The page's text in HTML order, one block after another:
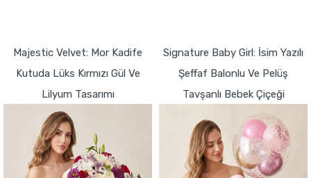
Majestic Velvet: Mor Kadife
Kutuda Lüks Kırmızı Gül Ve
Lilyum Tasarımı
Signature Baby Girl: İsim Yazılı
Şeffaf Balonlu Ve Pelüş
Tavşanlı Bebek Çiçeği